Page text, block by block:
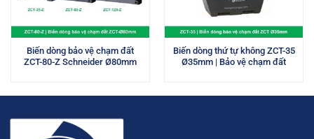
Biến dòng bảo vệ chạm đất
ZCT-80-Z Schneider Ø80mm
Biến dòng thứ tự không ZCT-35
Ø35mm | Bảo vệ chạm đất